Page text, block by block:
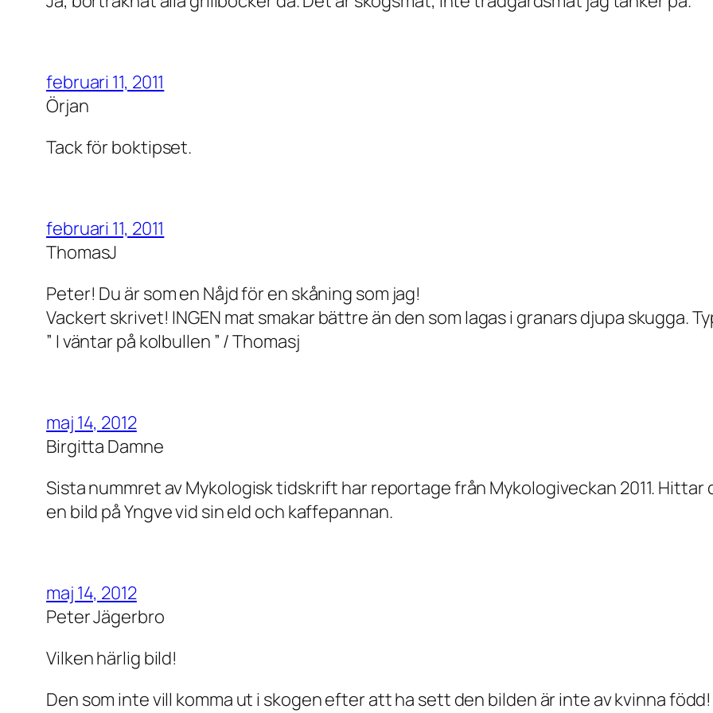
februari 11, 2011
Örjan
Tack för boktipset.
februari 11, 2011
ThomasJ
Peter! Du är som en Nåjd för en skåning som jag!
Vackert skrivet! INGEN mat smakar bättre än den som lagas i granars djupa skugga.
” I väntar på kolbullen ” / Thomasj
maj 14, 2012
Birgitta Damne
Sista nummret av Mykologisk tidskrift har reportage från Mykologiveckan 2011. Hittar
en bild på Yngve vid sin eld och kaffepannan.
maj 14, 2012
Peter Jägerbro
Vilken härlig bild!
Den som inte vill komma ut i skogen efter att ha sett den bilden är inte av kvinna född!